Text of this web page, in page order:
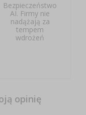
Bezpieczeństwo
AI. Firmy nie
nadążają za
tempem
wdrożeń
opinię